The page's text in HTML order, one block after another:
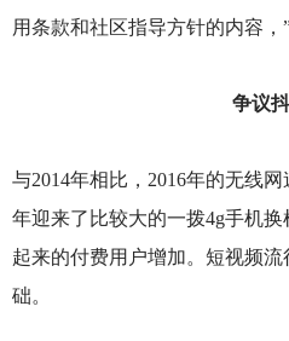
用条款和社区指导方针的内容，
争议
与2014年相比，2016年的无线
年迎来了比较大的一拨4g手机
起来的付费用户增加。短视频
础。